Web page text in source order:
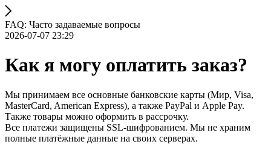
FAQ: Часто задаваемые вопросы
2026-07-07 23:29
Как я могу оплатить заказ?
Мы принимаем все основные банковские карты (Мир, Visa,
MasterCard, American Express), а также PayPal и Apple Pay.
Также товары можно оформить в рассрочку.
Все платежи защищены SSL-шифрованием. Мы не храним
полные платёжные данные на своих серверах.